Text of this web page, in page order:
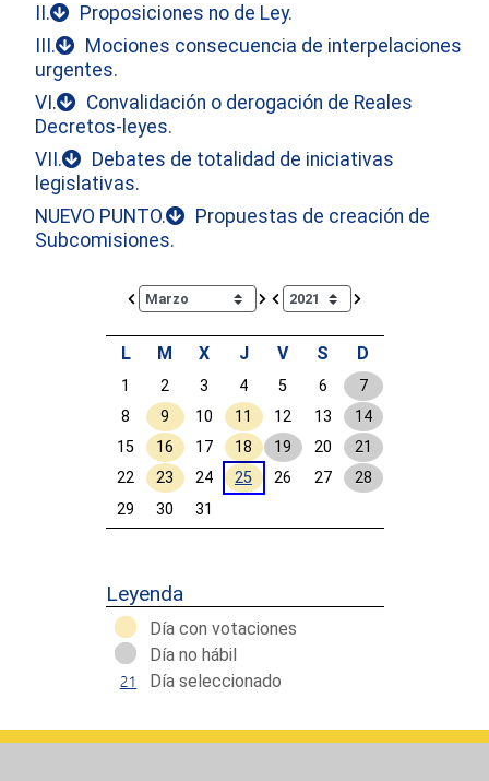
II.
Proposiciones no de Ley.
III.
Mociones consecuencia de interpelaciones
urgentes.
VI.
Convalidación o derogación de Reales
Decretos-leyes.
VII.
Debates de totalidad de iniciativas
legislativas.
NUEVO PUNTO.
Propuestas de creación de
Subcomisiones.
Calendar io de actividades. Doce Legislatura
L M X J V S D
1 2 3 4 5 6
7
8
9 10 11 12 13
14
15
16 17 18 19 20
21
22
23 24 25 26 27
28
29
30 31
Leyenda
Día con votaciones
Día no hábil
Día seleccionado